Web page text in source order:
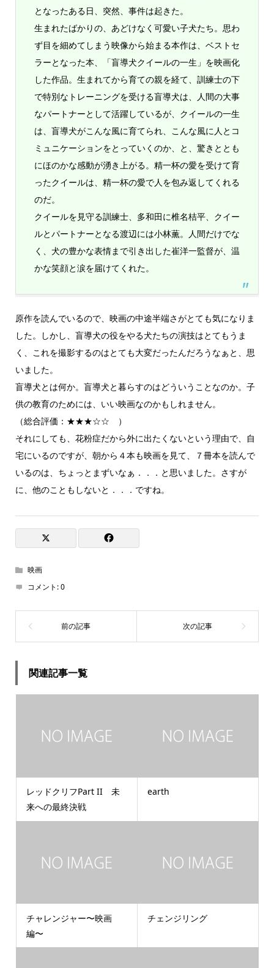
となったある日、突然、事件は起きた。
生まれたばかりの、あどけなく可愛い子犬たち。思わ
ず目を細めてしまう映像から始まる本作は、ベストセ
ラーとなった本、「盲導犬クイールの一生」を映画化
した作品。生まれてから育ての親を経て、訓練士の下
で特別なトレーニングを受ける盲導犬は、人間の大事
なパートナーとして活躍しているが、クイールの一生
は、盲導犬がこんな風に育てられ、こんな風に人とコ
ミュニケーションをとっていくのか、と、驚きととも
にほのかな感動が湧き上がる。精一杯の愛を受けて育
ったクイールは、精一杯の愛で人を包み返してくれる
のだ。
クイールを見守る訓練士、多和田に椎名桔平、クイー
ルとパートナーとなる渡辺には小林薫。人間だけでな
く、犬の豊かな表情まで引き出した崔洋一監督が、温
かな笑顔と涙を届けてくれた。
原作を読んでいるので、映画の中途半端さがとても気になりま
した。しかし、盲導犬の役をやる犬たちの演技はとてもうま
く、これを撮影するのはとても大変だったんだろうなぁと、思
いました。
盲導犬とは何か。盲導犬と暮らすのはどういうことなのか。子
供の教育のためには、いい映画なのかもしれません。
（総合評価：★★★☆☆ ）
それにしても、花粉症だから外に出たくないという理由で、自
宅にいるのですが、朝から４本も映画を見て、７冊本を読んで
いるのは、ちょっとまずいなぁ．．．と思いました。さすが
に、他のこともしないと．．．ですね。
映画
コメント:0
関連記事一覧
レッドクリフPart II 未
来への最終決戦
earth
チャレンジャー〜映画
編〜
チェンジリング